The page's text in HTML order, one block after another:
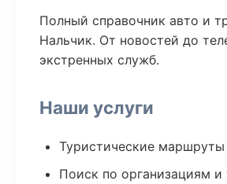
Полный справочник авто и
Нальчик. От новостей до
экстренных служб.
Наши услуги
Туристические
Поиск по организациям и